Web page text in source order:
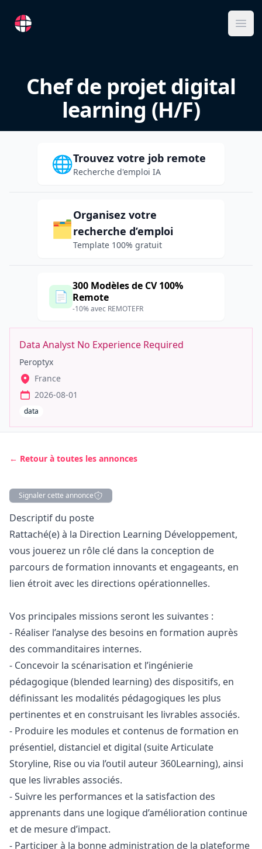
RemoteFR
Chef de projet digital
learning (H/F)
🌐Trouvez votre job remote
Recherche d'emploi IA
🗂️
Organisez votre
recherche d’emploi
Template 100% gratuit
📄
300 Modèles de CV 100%
Remote
-10% avec REMOTEFR
Data Analyst No Experience Required
Peroptyx
France
2026-08-01
data
← Retour à toutes les annonces
Signaler cette annonce
Description
Descriptif du poste
Rattaché(e) à la Direction Learning Développement,
vous jouerez un rôle clé dans la conception de
parcours de formation innovants et engageants, en
lien étroit avec les directions opérationnelles.
Vos principales missions seront les suivantes :
- Réaliser l’analyse des besoins en formation auprès
des commanditaires internes.
- Concevoir la scénarisation et l’ingénierie
pédagogique (blended learning) des dispositifs, en
définissant les modalités pédagogiques les plus
pertinentes et en construisant les livrables associés.
- Produire les modules et contenus de formation en
présentiel, distanciel et digital (suite Articulate
Storyline, Rise ou via l’outil auteur 360Learning), ainsi
que les livrables associés.
- Suivre les performances et la satisfaction des
apprenants dans une logique d’amélioration continue
et de mesure d’impact.
- Participer à la bonne administration de la plateforme